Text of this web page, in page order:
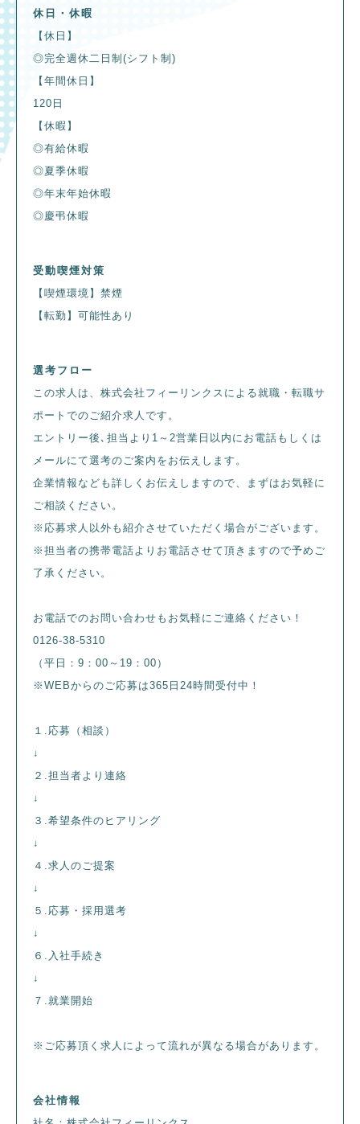
休日・休暇
【休日】
◎完全週休二日制(シフト制)
【年間休日】
120日
【休暇】
◎有給休暇
◎夏季休暇
◎年末年始休暇
◎慶弔休暇
受動喫煙対策
【喫煙環境】禁煙
【転勤】可能性あり
選考フロー
この求人は、株式会社フィーリンクスによる就職・転職サ
ポートでのご紹介求人です。
エントリー後､担当より1～2営業日以内にお電話もしくは
メールにて選考のご案内をお伝えします。
企業情報なども詳しくお伝えしますので、まずはお気軽に
ご相談ください。
※応募求人以外も紹介させていただく場合がございます。
※担当者の携帯電話よりお電話させて頂きますので予めご
了承ください。
お電話でのお問い合わせもお気軽にご連絡ください！
0126-38-5310
（平日：9：00～19：00）
※WEBからのご応募は365日24時間受付中！
１.応募（相談）
↓
２.担当者より連絡
↓
３.希望条件のヒアリング
↓
４.求人のご提案
↓
５.応募・採用選考
↓
６.入社手続き
↓
７.就業開始
※ご応募頂く求人によって流れが異なる場合があります。
会社情報